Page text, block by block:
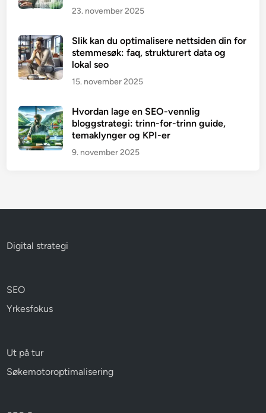
23. november 2025
Slik kan du optimalisere nettsiden din for
stemmesøk: faq, strukturert data og
lokal seo
15. november 2025
Hvordan lage en SEO-vennlig
bloggstrategi: trinn-for-trinn guide,
temaklynger og KPI-er
9. november 2025
Digital strategi
SEO
Yrkesfokus
Ut på tur
Søkemotoroptimalisering